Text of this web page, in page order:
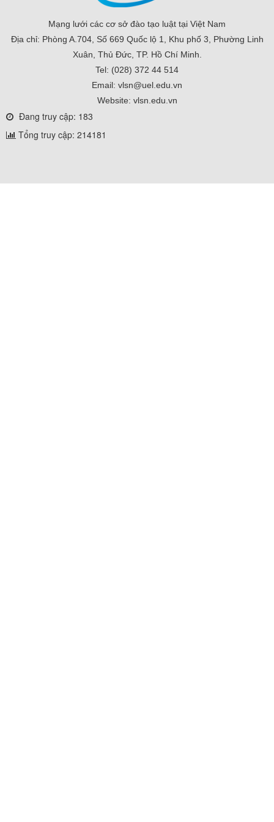
Mạng lưới các cơ sở đào tạo luật tại Việt Nam
Địa chỉ: Phòng A.704, Số 669 Quốc lộ 1, Khu phố 3, Phường Linh
Xuân, Thủ Đức, TP. Hồ Chí Minh.
Tel: (028) 372 44 514
Email: vlsn@uel.edu.vn
Website: vlsn.edu.vn
Đang truy cập: 183
Tổng truy cập: 214181